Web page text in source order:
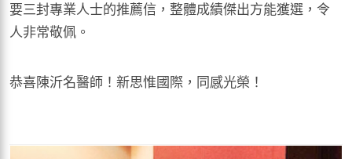
要三封專業人士的推薦信，整體成績傑出方能獲選，令
人非常敬佩。
恭喜陳沂名醫師！新思惟國際，同感光榮！